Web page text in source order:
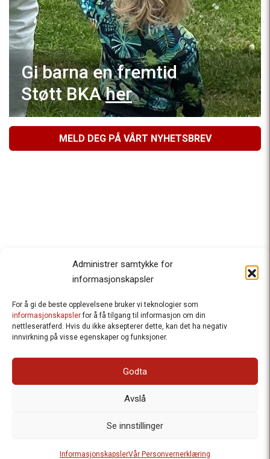
Administrer samtykke for
informasjonskapsler
For å gi de beste opplevelsene bruker vi teknologier som
informasjonskapslerfor å få tilgang til informasjon om din
nettleseratferd. Hvis du ikke aksepterer dette, kan det ha negativ
innvirkning på visse egenskaper og funksjoner.
Godta
Avslå
Se innstillinger
InformasjonskapslerVår Personvernerklæring
Gi barna en fremtid
Støtt BKAher
MELD DEG PÅ VÅRT NYHETSBREV
Besteforeldrenes klimaaksjon
Ansvarlig redaktør
: Halfdan Wiik |
: Postboks 1231 Vika, 0110 Oslo.
Organisasjonsnummer